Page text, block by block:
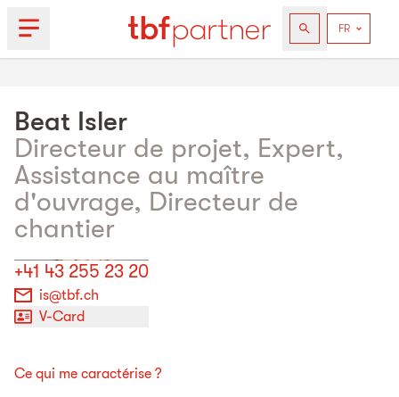
Beat Isler
Directeur de projet, Expert,
Assistance au maître
d'ouvrage, Directeur de
chantier
+41 43 255 23 20
is@tbf.ch
V-Card
Ce qui me caractérise ?